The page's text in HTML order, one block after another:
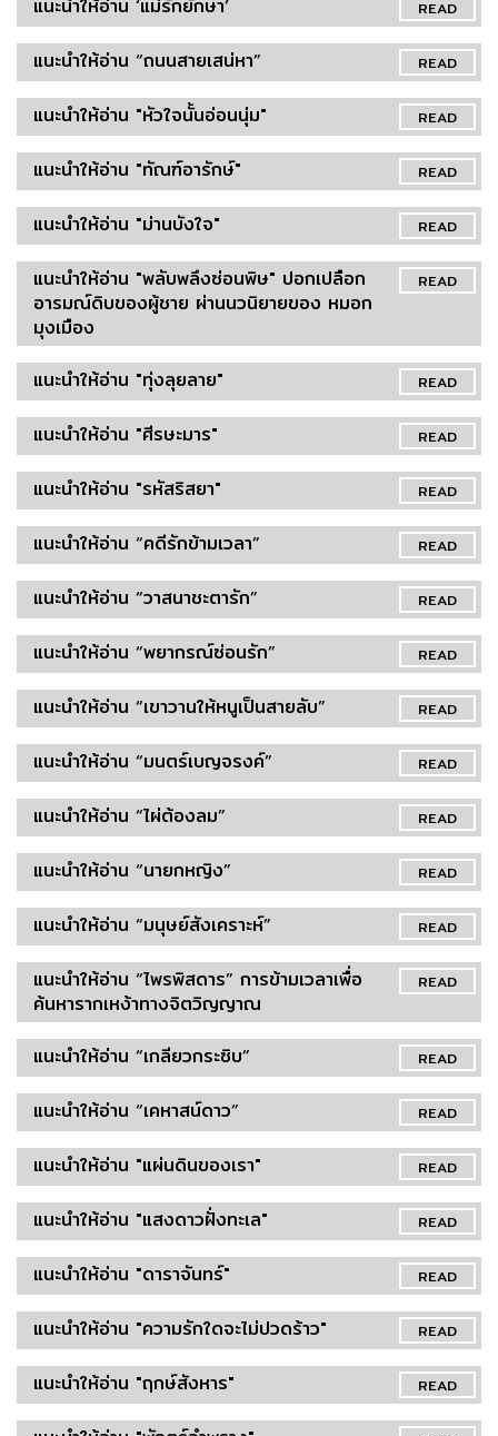
READ
แนะนำให้อ่าน ‘แม่รักยักษา’
READ
แนะนำให้อ่าน “ถนนสายเสน่หา”
READ
แนะนำให้อ่าน "หัวใจนั้นอ่อนนุ่ม"
READ
แนะนำให้อ่าน "ทัณฑ์อารักษ์"
READ
แนะนำให้อ่าน "ม่านบังใจ"
READ
แนะนำให้อ่าน "พลับพลึงซ่อนพิษ" ปอกเปลือก
อารมณ์ดิบของผู้ชาย ผ่านนวนิยายของ หมอก
มุงเมือง
READ
แนะนำให้อ่าน "ทุ่งลุยลาย"
READ
แนะนำให้อ่าน "ศีรษะมาร"
READ
แนะนำให้อ่าน "รหัสริสยา"
READ
แนะนำให้อ่าน “คดีรักข้ามเวลา”
READ
แนะนำให้อ่าน “วาสนาชะตารัก”
READ
แนะนำให้อ่าน “พยากรณ์ซ่อนรัก”
READ
แนะนำให้อ่าน “เขาวานให้หนูเป็นสายลับ”
READ
แนะนำให้อ่าน “มนตร์เบญจรงค์”
READ
แนะนำให้อ่าน “ไผ่ต้องลม”
READ
แนะนำให้อ่าน “นายกหญิง”
READ
แนะนำให้อ่าน “มนุษย์สังเคราะห์”
READ
แนะนำให้อ่าน “ไพรพิสดาร” การข้ามเวลาเพื่อ
ค้นหารากเหง้าทางจิตวิญญาณ
READ
แนะนำให้อ่าน “เกลียวกระซิบ”
READ
แนะนำให้อ่าน “เคหาสน์ดาว”
READ
แนะนำให้อ่าน "แผ่นดินของเรา"
READ
แนะนำให้อ่าน "แสงดาวฝั่งทะเล"
READ
แนะนำให้อ่าน "ดาราจันทร์"
READ
แนะนำให้อ่าน "ความรักใดจะไม่ปวดร้าว"
READ
แนะนำให้อ่าน "ฤกษ์สังหาร"